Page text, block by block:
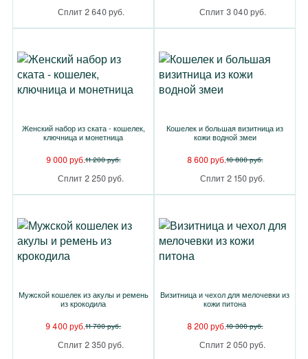
Сплит 2 640 руб. Сплит 3 040 руб.
Женский набор из ската - кошелек,
ключница и монетница
9 000 руб.11 200 руб.
Сплит 2 250 руб.
Кошелек и большая визитница из
кожи водной змеи
8 600 руб.10 800 руб.
Сплит 2 150 руб.
Мужской кошелек из акулы и ремень
из крокодила
9 400 руб.11 700 руб.
Сплит 2 350 руб.
Визитница и чехол для мелочевки из
кожи питона
8 200 руб.10 300 руб.
Сплит 2 050 руб.